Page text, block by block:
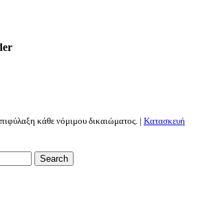
κάθε νόμιμου δικαιώματος. | Κατασκευή
Search